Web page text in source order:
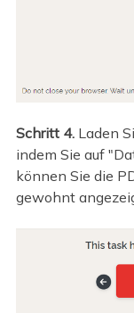
Schritt 4.Laden
indem Sie auf
können Sie die
gewohnt